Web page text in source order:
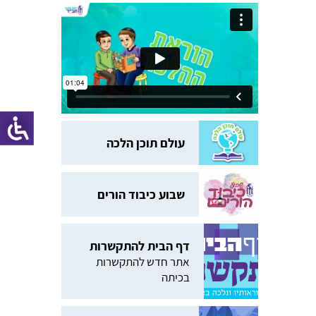
עולם תוכן הלכה
שבוע כיבוד הורים
דף הבית להתקשרות
אתר חדש להתקשרות
בכיתה